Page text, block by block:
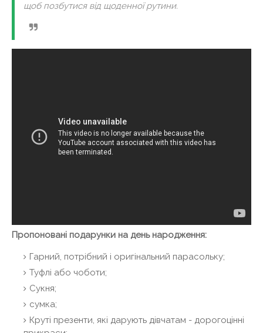
щоб позбутися від щоденної рутини.
Пропоновані подарунки на день народження:
Гарний, потрібний і оригінальний парасольку;
Туфлі або чоботи;
Сукня;
сумка;
Круті презенти, які дарують дівчатам - дорогоцінні